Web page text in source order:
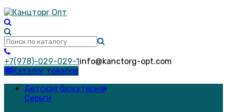
+7(978)-029-029-1info@kanctorg-opt.com
Каталог товаров
Детская бижутерия
Серьги